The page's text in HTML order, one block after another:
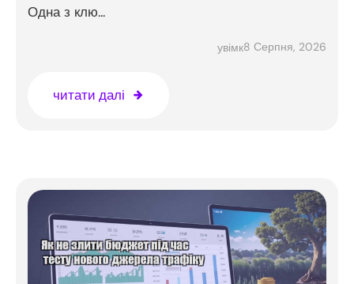
Одна з клю...
увімк8 Серпня, 2026
читати далі